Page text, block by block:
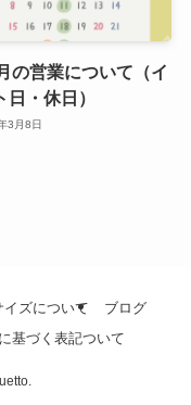
の営業について（イ
日・休日）
3月8日
イズについて
ブログ
基づく表記ついて